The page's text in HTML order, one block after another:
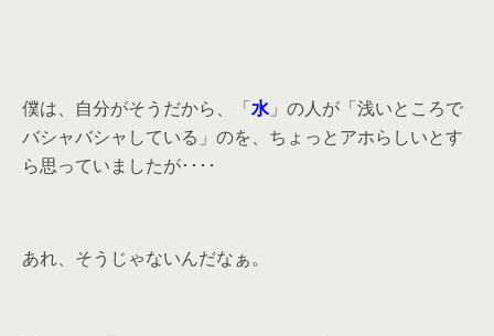
僕は、自分がそうだから、「水」の人が「浅いところで
バシャバシャしている」のを、ちょっとアホらしいとす
ら思っていましたが････
あれ、そうじゃないんだなぁ。